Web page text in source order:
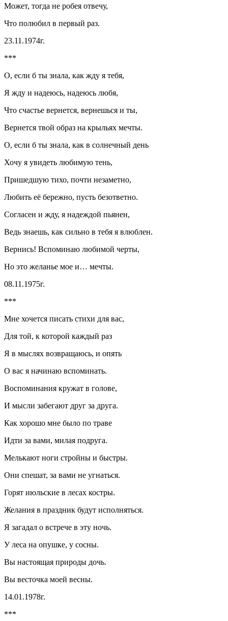
Может, тогда не робея отвечу,
Что полюбил в первый раз.
23.11.1974г.
***
О, если б ты знала, как жду я тебя,
Я жду и надеюсь, надеюсь любя,
Что счастье вернется, вернешься и ты,
Вернется твой образ на крыльях мечты.
О, если б ты знала, как в солнечный день
Хочу я увидеть любимую тень,
Пришедшую тихо, почти незаметно,
Любить её бережно, пусть безответно.
Согласен и жду, я надеждой пьянен,
Ведь знаешь, как сильно в тебя я влюблен.
Вернись! Вспоминаю любимой черты,
Но это желанье мое и… мечты.
08.11.1975г.
***
Мне хочется писать стихи для вас,
Для той, к которой каждый раз
Я в мыслях возвращаюсь, и опять
О вас я начинаю вспоминать.
Воспоминания кружат в голове,
И мысли забегают друг за друга.
Как хорошо мне было по траве
Идти за вами, милая подруга.
Мелькают ноги стройны и быстры.
Они спешат, за вами не угнаться.
Горят июльские в лесах костры.
Желания в праздник будут исполняться.
Я загадал о встрече в эту ночь.
У леса на опушке, у сосны.
Вы настоящая природы дочь.
Вы весточка моей весны.
14.01.1978г.
***